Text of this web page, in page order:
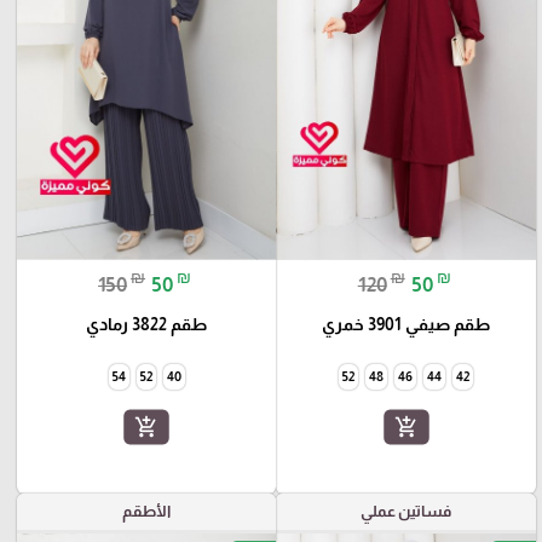
120₪ 50 ₪
طقم صيفي 3901 خمري
42
44
46
48
52
add_shopping_cart
150₪ 50 ₪
طقم 3822 رمادي
40
52
54
add_shopping_cart
فساتين عملي الأطقم